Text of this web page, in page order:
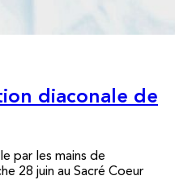
diaconale de
par les mains de
28 juin au Sacré Coeur